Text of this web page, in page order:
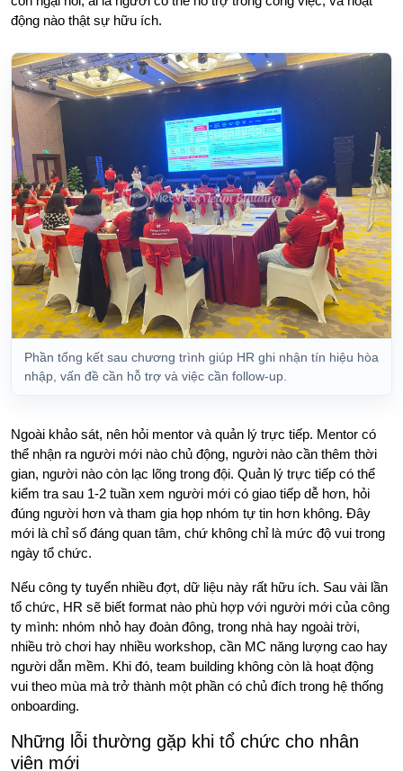
động nào thật sự hữu ích.
Phần tổng kết sau chương trình giúp HR ghi nhận tín hiệu hòa
nhập, vấn đề cần hỗ trợ và việc cần follow-up.
Ngoài khảo sát, nên hỏi mentor và quản lý trực tiếp. Mentor có
thể nhận ra người mới nào chủ động, người nào cần thêm thời
gian, người nào còn lạc lõng trong đội. Quản lý trực tiếp có thể
kiểm tra sau 1-2 tuần xem người mới có giao tiếp dễ hơn, hỏi
đúng người hơn và tham gia họp nhóm tự tin hơn không. Đây
mới là chỉ số đáng quan tâm, chứ không chỉ là mức độ vui trong
ngày tổ chức.
Nếu công ty tuyển nhiều đợt, dữ liệu này rất hữu ích. Sau vài lần
tổ chức, HR sẽ biết format nào phù hợp với người mới của công
ty mình: nhóm nhỏ hay đoàn đông, trong nhà hay ngoài trời,
nhiều trò chơi hay nhiều workshop, cần MC năng lượng cao hay
người dẫn mềm. Khi đó, team building không còn là hoạt động
vui theo mùa mà trở thành một phần có chủ đích trong hệ thống
onboarding.
Những lỗi thường gặp khi tổ chức cho nhân
viên mới